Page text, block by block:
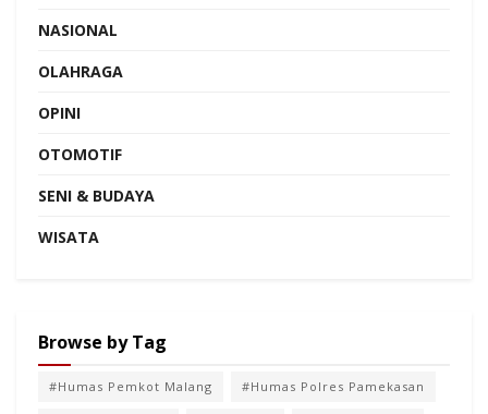
NASIONAL
OLAHRAGA
OPINI
OTOMOTIF
SENI & BUDAYA
WISATA
Browse by Tag
#Humas Pemkot Malang #Humas Polres Pamekasan